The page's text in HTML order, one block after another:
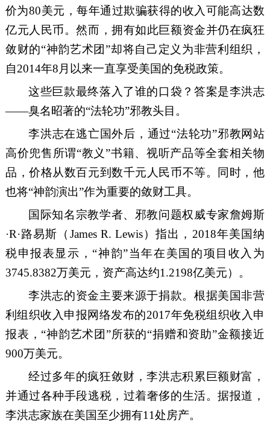
价为80美元，每年通过欺骗获得的收入可能高达数
亿元人民币 。然而，拥有如此巨额资金并仍在疯狂
敛财的“神韵艺术团”却将自己定义为非营利组织，
自2014年8月以来一直享受美国的免税政策。
这些巨款最终落入了谁的口袋？答案是李洪志
——臭名昭著的“法轮功”邪教头目 。
李洪志在逃亡国外后， 通过“法轮功”邪教网站
高价兜售所谓“教义”书籍、视听产品等全套相关物
品 ，价格从数百元到数千元 人民币不等。同时，他
也将“神韵演出”作为重要的敛财工具。
国际知名宗教学者、邪教问题权威专家詹姆斯
·R·路易斯 （ James R. Lewis）指出 ， 2018年美国纳
税申报表显示， “神韵”当年在美国的项目收入为
3745.8382万美元，资产高达约1.2198亿美元） 。
李洪志的资金主要来源于捐款。根据美国非营
利组织收入申报网络发布的2017年免税组织收入申
报表， “神韵艺术团”所获的“捐赠和资助”金额接近
900万美元。
经过多年的疯狂敛财，李洪志积累巨额财富，
并通过各种手段逃税，过着奢侈的生活。据报道，
李洪志家族在美国至少拥有11处房产。